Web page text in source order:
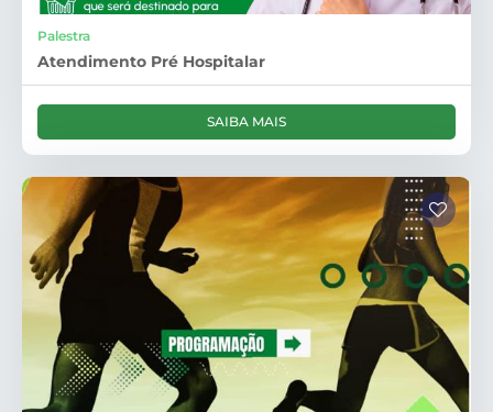
Palestra
Atendimento Pré Hospitalar
SAIBA MAIS